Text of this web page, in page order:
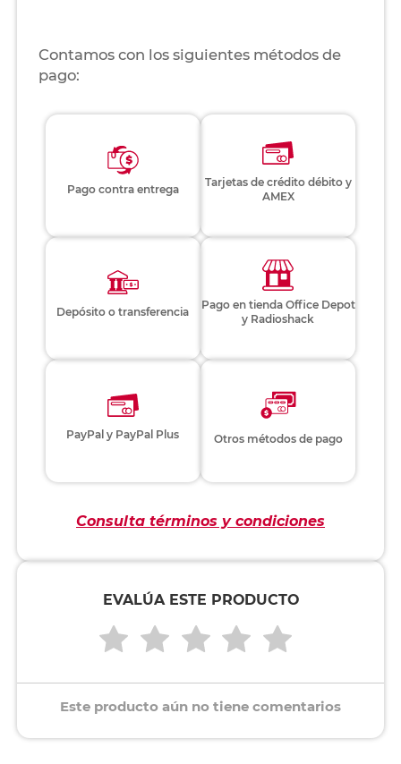
Contamos con los siguientes métodos de
pago:
Pago contra entrega
Tarjetas de crédito débito y
AMEX
Depósito o transferencia
Pago en tienda Office Depot
y Radioshack
PayPal y PayPal Plus Otros métodos de pago
Consulta términos y condiciones
EVALÚA ESTE PRODUCTO
Este producto aún no tiene comentarios